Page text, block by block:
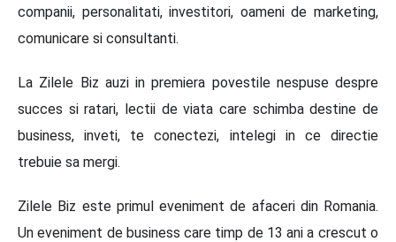
companii, personalitati, investitori, oameni de marketing,
comunicare si consultanti.
La Zilele Biz auzi in premiera povestile nespuse despre
succes si ratari, lectii de viata care schimba destine de
business, inveti, te conectezi, intelegi in ce directie
trebuie sa mergi.
Zilele Biz este primul eveniment de afaceri din Romania.
Un eveniment de business care timp de 13 ani a crescut o